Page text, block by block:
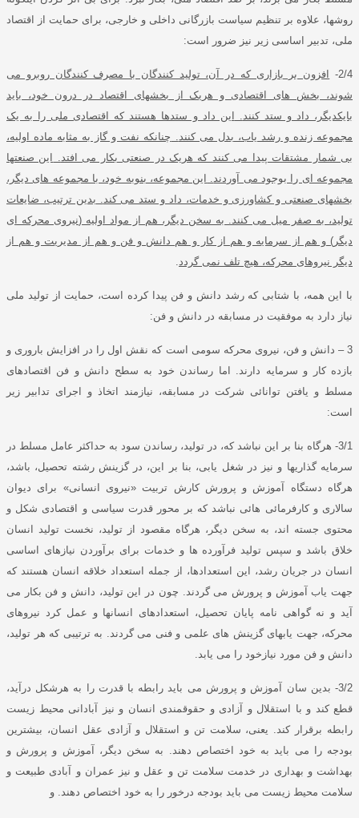
روشها، علاوه بر تنظیم سیاست بازرگانی داخلی و خارجی، برای حمایت از اقتصاد
ملی، تدبیر اساسی زیر نیز ضرور است:
2/4-
افزون بر بازاری که در آن، تولید کنندگان با مصرف کنندگان روبرو می
شوند، بخش های اقتصادی و هریک از بخشهای اقتصاد در درون خود، باید
بایکدیگر، داد و ستد کنند
این داد و ستدها هستند که اقتصادی ملی را به یک
مجموعه زنده و رشد یاب، بدل می کنند
چنانکه نفت و گاز به مثابه ماده اولیه،
بی شمار مشتقات پیدا می کنند که هریک در صنعتی بکار می افتد
این صنعتها
مجموعه ای را بوجود می آوردند
این مجموعه، بنوبه خود، با مجموعه های دیگر،
بخشهای صنعتی و کشاورزی و خدمات، داد و ستد می کند
بدین ترتیب، ضایعات
تولید، به صفر میل می کنند
به سخن دیگر، هم از مواد اولیه (نیروی محرکه ای
دیگر )و هم از سرمایه و هم از کار و هم دانش و فن و هم از مدیریت و هم از
دیگر نیروهای محرکه، هیچ تلف نمی گردد
با این همه، با شتابی که رشد دانش و فن پیدا کرده است، حمایت از تولید ملی
نیاز دارد به موفقیت در مسابقه در دانش و فن:
3 –
دانش و فن، نیروی محرکه سومی است که نقش اول را در افزایش باروری و
بازده کار و سرمایه دارند
اما رساندن خود به سطح دانش و فن اقتصادهای
مسلط و یافتن توانائی شرکت در مسابقه، نیازمند اتخاذ و اجرای تدابیر زیر
است:
3/1- هرگاه بنا بر این نباشد که، در تولید، رساندن سود به حداکثر عامل مسلط در
سرمایه گذاریها و نیز در شغل یابی، بنا بر این، در گزینش رشته تحصیل، باشد،
هرگاه دستگاه آموزش و پرورش کارش تربیت«نیروی انسانی» برای دیوان
سالاری و کارفرمائی هائی نباشد که بر محور قدرت سیاسی و اقتصادی شکل و
محتوی جسته اند، به سخن دیگر، هرگاه مقصود از تولید، نخست تولید انسان
خلاق باشد و سپس تولید فرآورده ها و خدمات برای برآوردن نیازهای اساسی
انسان در جریان رشد، این استعدادها، از جمله استعداد خلاقه انسان هستند که
جهت یاب آموزش و پرورش می گردند
چون در این تولید، دانش و فن بکار می
آید و نه گواهی نامه پایان تحصیل، استعدادهای انسانها و عمل کرد نیروهای
محرکه، جهت یابهای گزینش های علمی و فنی می گردند
به ترتیبی که هر تولید،
دانش و فن مورد نیازخود را می یابد
3/2-
بدین سان آموزش و پرورش می باید رابطه با قدرت را به هرشکل درآید،
قطع کند و با استقلال و آزادی و حقوقمندی انسان و نیز آبادانی محیط زیست
رابطه برقرار کند
یعنی، سلامت تن و استقلال و آزادی عقل انسان، بیشترین
بودجه را می باید به خود اختصاص دهند
به سخن دیگر، آموزش و پرورش و
بهداشت و بهداری در خدمت سلامت تن و عقل و نیز عمران و آبادی طبیعت و
سلامت محیط زیست می باید بودجه درخور را به خود اختصاص دهند
و